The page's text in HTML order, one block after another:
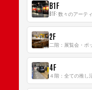
B1F
2F
4F